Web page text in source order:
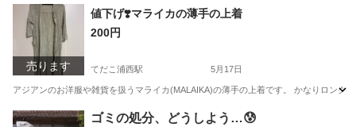
沖縄 うるま市 てだこ浦西駅 シャツ レース
売ります
値下げ❣️マライカの薄手の上着
200円
てだこ浦西駅 5月17日
アジアンのお洋服や雑貨を扱うマライカ(MALAIKA)の薄手の上着です。 かなりロン
沖縄 うるま市 てだこ浦西駅 服/ファッション
ゴミの処分、どうしよう…😰